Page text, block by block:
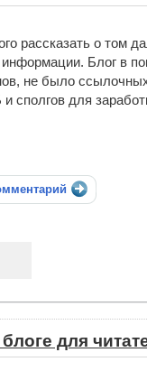
рассказать о том
Блог в
не было
и сполгов для
для